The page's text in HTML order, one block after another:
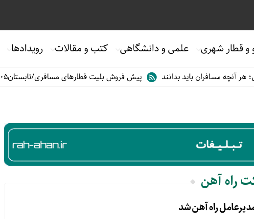
و قطار شهری علمی و دانشگاهی کتب و مقالات رویدادها
مسافران باید بدانند پیش فروش بلیت قطارهای مسافری/تابستان۱۴۰۵
راه آهن
راه آهن شد